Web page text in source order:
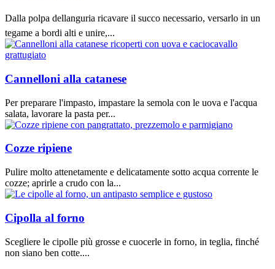
Dalla polpa dellanguria ricavare il succo necessario, versarlo in un
tegame a bordi alti e unire,...
Cannelloni alla catanese
Per preparare l'impasto, impastare la semola con le uova e l'acqua
salata, lavorare la pasta per...
Cozze ripiene
Pulire molto attenetamente e delicatamente sotto acqua corrente le
cozze; aprirle a crudo con la...
Cipolla al forno
Scegliere le cipolle più grosse e cuocerle in forno, in teglia, finché
non siano ben cotte....